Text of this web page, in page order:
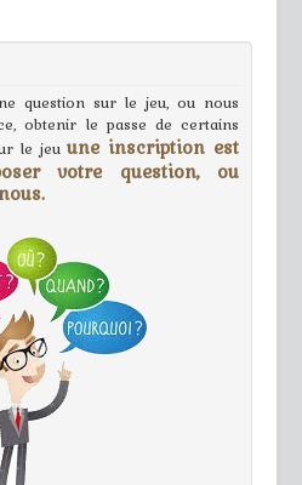
question sur le jeu, ou nous
obtenir le passe de certains
le jeuune inscription est
votre question, ou